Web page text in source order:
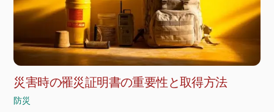
災害時の罹災証明書の重要性と取得方法
防災